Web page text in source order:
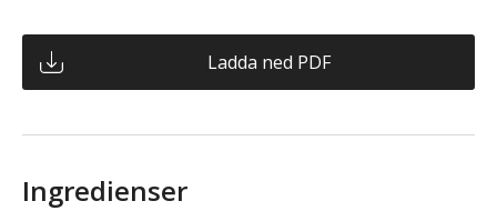
Ladda ned PDF
Ingredienser